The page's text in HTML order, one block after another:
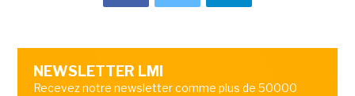
NEWSLETTER LMI
Recevez notre newsletter comme plus de 50000